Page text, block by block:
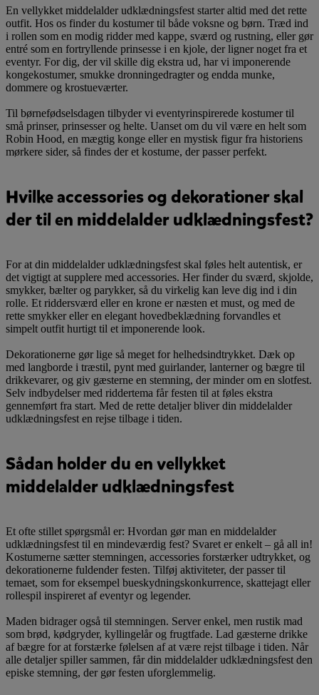
En vellykket middelalder udklædningsfest starter altid med det rette
outfit. Hos os finder du kostumer til både voksne og børn. Træd ind
i rollen som en modig ridder med kappe, sværd og rustning, eller gør
entré som en fortryllende prinsesse i en kjole, der ligner noget fra et
eventyr. For dig, der vil skille dig ekstra ud, har vi imponerende
kongekostumer, smukke dronningedragter og endda munke,
dommere og krostueværter.
Til børnefødselsdagen tilbyder vi eventyrinspirerede kostumer til
små prinser, prinsesser og helte. Uanset om du vil være en helt som
Robin Hood, en mægtig konge eller en mystisk figur fra historiens
mørkere sider, så findes der et kostume, der passer perfekt.
Hvilke accessories og dekorationer skal
der til en middelalder udklædningsfest?
For at din middelalder udklædningsfest skal føles helt autentisk, er
det vigtigt at supplere med accessories. Her finder du sværd, skjolde,
smykker, bælter og parykker, så du virkelig kan leve dig ind i din
rolle. Et riddersværd eller en krone er næsten et must, og med de
rette smykker eller en elegant hovedbeklædning forvandles et
simpelt outfit hurtigt til et imponerende look.
Dekorationerne gør lige så meget for helhedsindtrykket. Dæk op
med langborde i træstil, pynt med guirlander, lanterner og bægre til
drikkevarer, og giv gæsterne en stemning, der minder om en slotfest.
Selv indbydelser med riddertema får festen til at føles ekstra
gennemført fra start. Med de rette detaljer bliver din middelalder
udklædningsfest en rejse tilbage i tiden.
Sådan holder du en vellykket
middelalder udklædningsfest
Et ofte stillet spørgsmål er: Hvordan gør man en middelalder
udklædningsfest til en mindeværdig fest? Svaret er enkelt – gå all in!
Kostumerne sætter stemningen, accessories forstærker udtrykket, og
dekorationerne fuldender festen. Tilføj aktiviteter, der passer til
temaet, som for eksempel bueskydningskonkurrence, skattejagt eller
rollespil inspireret af eventyr og legender.
Maden bidrager også til stemningen. Server enkel, men rustik mad
som brød, kødgryder, kyllingelår og frugtfade. Lad gæsterne drikke
af bægre for at forstærke følelsen af at være rejst tilbage i tiden. Når
alle detaljer spiller sammen, får din middelalder udklædningsfest den
episke stemning, der gør festen uforglemmelig.